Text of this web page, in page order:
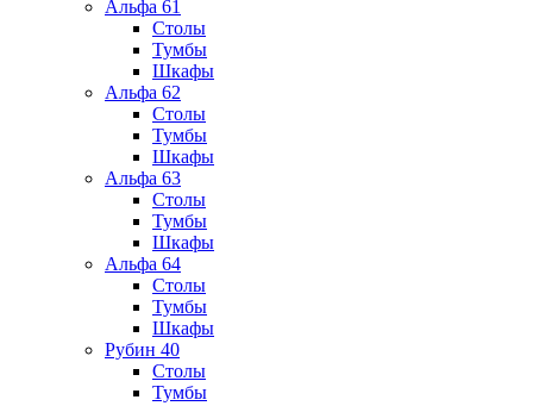
Альфа 61
Столы
Тумбы
Шкафы
Альфа 62
Столы
Тумбы
Шкафы
Альфа 63
Столы
Тумбы
Шкафы
Альфа 64
Столы
Тумбы
Шкафы
Рубин 40
Столы
Тумбы